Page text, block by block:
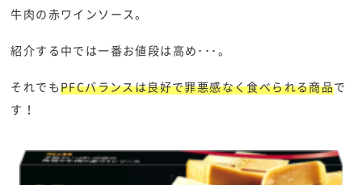
牛肉の赤ワインソース。
紹介する中では一番お値段は高め･･･。
それでもPFCバランスは良好で罪悪感なく食べられる商品で
す！